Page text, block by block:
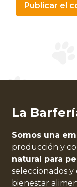
La
Somos una
producción y
natural para
seleccionados y
bienestar